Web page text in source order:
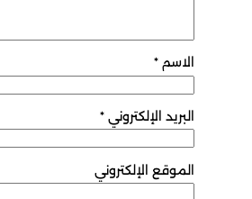
الاسم *
البريد الإلكتروني *
الموقع الإلكتروني